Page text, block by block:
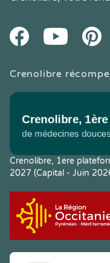
FacebookYoutube
Crenolibre
Crenolibre, 1ere
2027 (Capital - Juin